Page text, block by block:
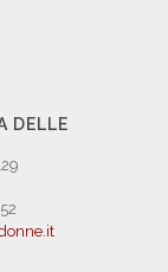
DELLE